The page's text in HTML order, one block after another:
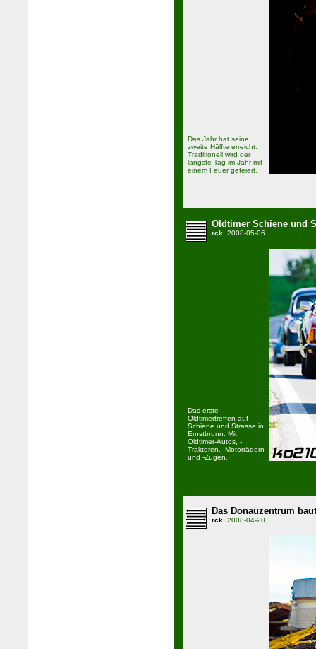
Das Jahr hat seine
zweite Hälfte erreicht.
Traditionell wird der
längste Tag im Jahr mit
einem Feuer gefeiert.
Oldtimer Schiene und
rck, 2008-05-06
Das erste
Oldtimertreffen auf
Schiene und Strasse in
Ernstbrunn. Mit
Oldtimer-Autos, -
Traktoren, -Motorrädern
und -Zügen.
Das Donauzentrum
rck, 2008-04-20